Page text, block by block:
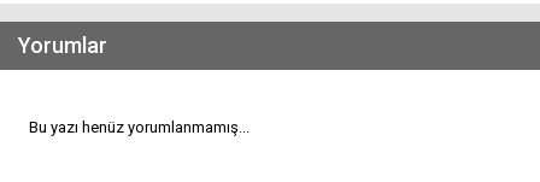
Yorumlar
Bu yazı henüz yorumlanmamış...